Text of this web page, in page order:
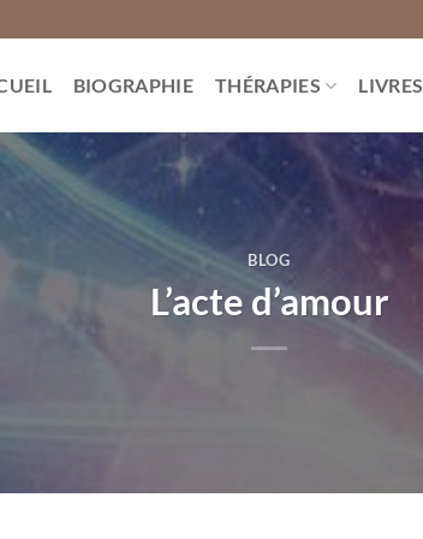
BIOGRAPHIE THÉRAPIES LIVRES
BLOG
L’acte d’amour